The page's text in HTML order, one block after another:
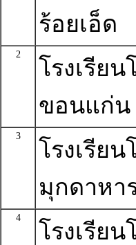
ร้อยเอ็ด
2
โรงเรีย
ขอนแก่น
3
โรงเรีย
มุกดาหา
4
โรงเรีย